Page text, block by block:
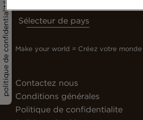
politique de confidentialité Sélecteur de pays
Make your world = Créez votre monde
Contactez nous
Conditions générales
Politique de confidentialite